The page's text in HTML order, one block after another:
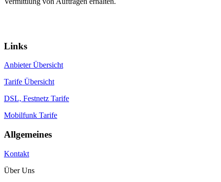
Links
Anbieter Übersicht
Tarife Übersicht
DSL, Festnetz Tarife
Mobilfunk Tarife
Allgemeines
Kontakt
Über Uns